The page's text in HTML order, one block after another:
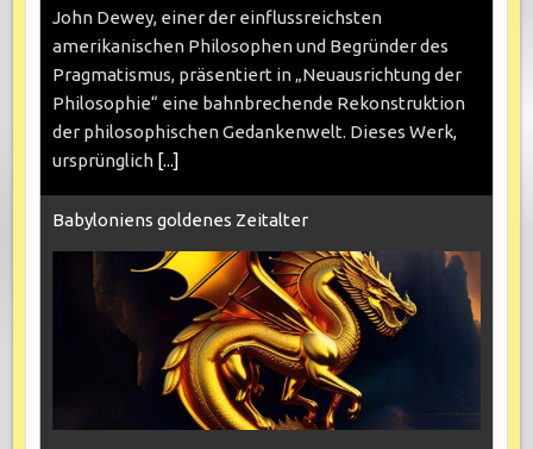
John Dewey, einer der einflussreichsten
amerikanischen Philosophen und Begründer des
Pragmatismus, präsentiert in „Neuausrichtung der
Philosophie“ eine bahnbrechende Rekonstruktion
der philosophischen Gedankenwelt. Dieses Werk,
ursprünglich [...]
Babyloniens goldenes Zeitalter